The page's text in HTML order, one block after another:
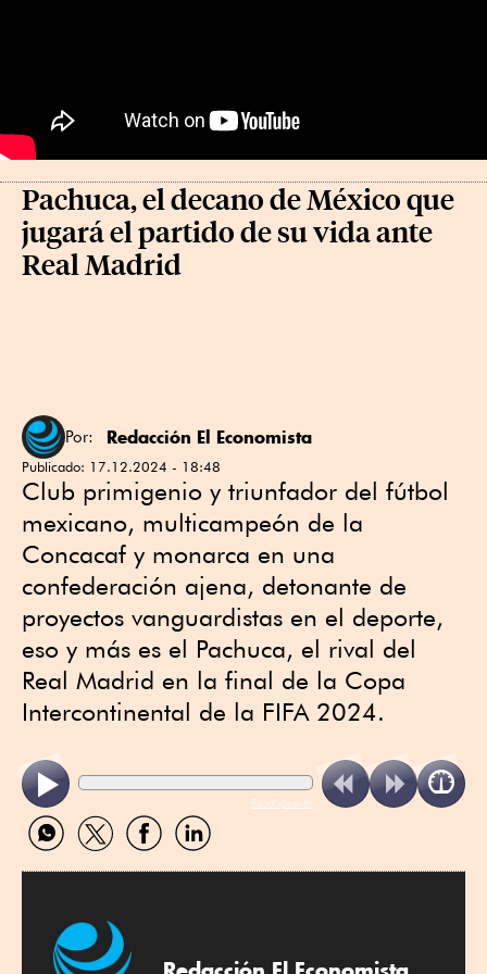
Pachuca, el decano de México que
jugará el partido de su vida ante
Real Madrid
Por: Redacción El Economista
Publicado: 17.12.2024 - 18:48
Club primigenio y triunfador del fútbol
mexicano, multicampeón de la
Concacaf y monarca en una
confederación ajena, detonante de
proyectos vanguardistas en el deporte,
eso y más es el Pachuca, el rival del
Real Madrid en la final de la Copa
Intercontinental de la FIFA 2024.
ReadSpeaker
Compartir
por
Compartir
por
Compartir
por
Compartir
por